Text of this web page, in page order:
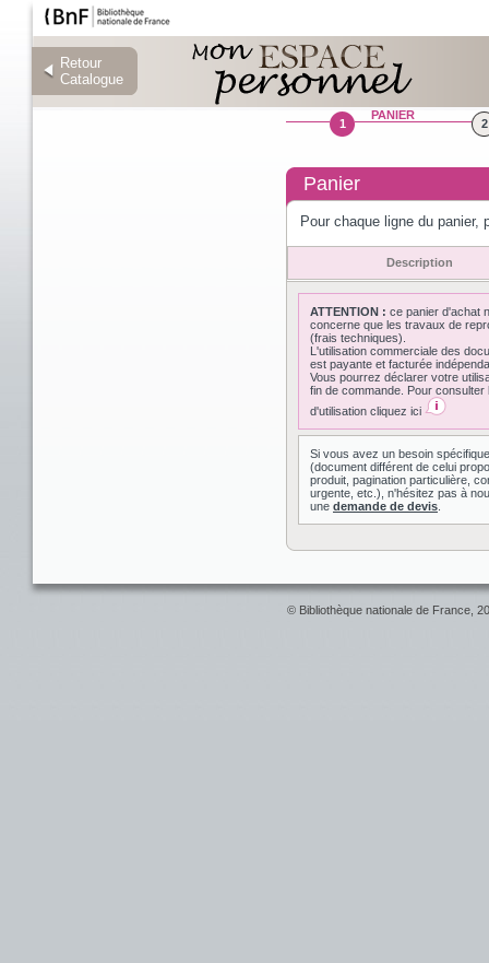
Retour
Catalogue
Retour
Catalogue
1
PANIER
2
Panier
Pour chaque ligne du
Description
ATTENTION : ce panier d'achat
concerne que les travaux de
(frais techniques).
L'utilisation commerciale des
est payante et facturée
Vous pourrez déclarer votre
fin de commande. Pour consulter
d'utilisation cliquez ici
Si vous avez un besoin spécifique
(document différent de celui
produit, pagination particulière,
urgente, etc.), n'hésitez pas à
une demande de devis
© Bibliothèque nationale de France,